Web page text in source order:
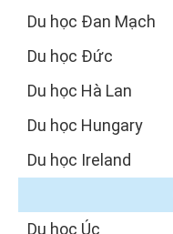
Du học Đan Mạch
Du học Đức
Du học Hà Lan
Du học Hungary
Du học Ireland
Du học Úc